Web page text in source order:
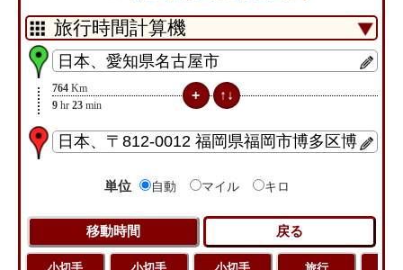
764 Km
9 hr 23 min
単位 自動 マイル キロ
小切手
小切手
小切手
旅行